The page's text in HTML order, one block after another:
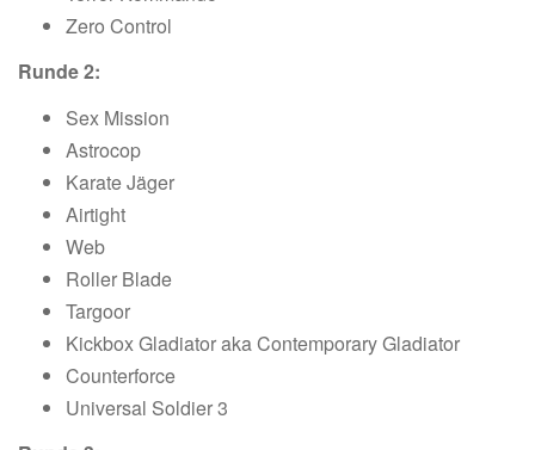
Zero Control
Runde 2:
Sex Mission
Astrocop
Karate Jäger
Airtight
Web
Roller Blade
Targoor
Kickbox Gladiator aka Contemporary Gladiator
Counterforce
Universal Soldier 3